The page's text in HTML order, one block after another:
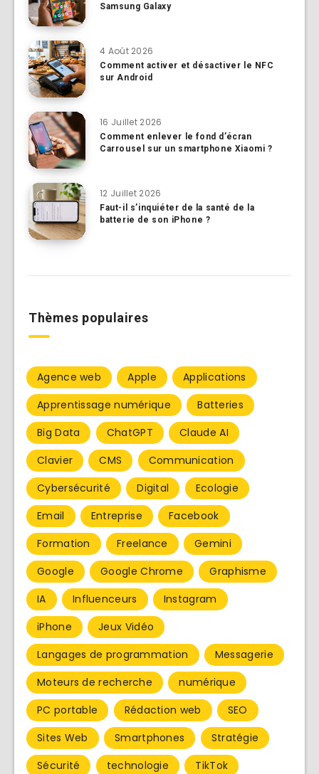
Samsung Galaxy
4 Août 2026
Comment activer et désactiver le NFC
sur Android
16 Juillet 2026
Comment enlever le fond d’écran
Carrousel sur un smartphone Xiaomi ?
12 Juillet 2026
Faut-il s’inquiéter de la santé de la
batterie de son iPhone ?
Thèmes populaires
Agence web Apple
Applications
Apprentissage numérique
Batteries
Big Data
ChatGPT
Claude AI
Clavier
CMS
Communication
Cybersécurité
Digital
Ecologie
Email
Entreprise
Facebook
Formation
Freelance
Gemini
Google
Google Chrome
Graphisme
IA
Influenceurs
Instagram
iPhone
Jeux Vidéo
Langages de programmation
Messagerie
Moteurs de recherche
numérique
PC portable
Rédaction web
SEO
Sites Web
Smartphones
Stratégie
Sécurité
technologie TikTok